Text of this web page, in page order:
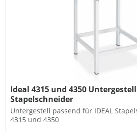
Ideal 4315 und 4350
Stapelschneider
Untergestell passend für IDEAL
4315 und 4350